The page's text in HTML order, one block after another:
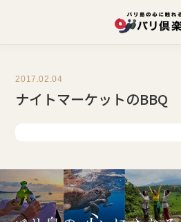
2017.02.04
ナイトマーケットのBBQ